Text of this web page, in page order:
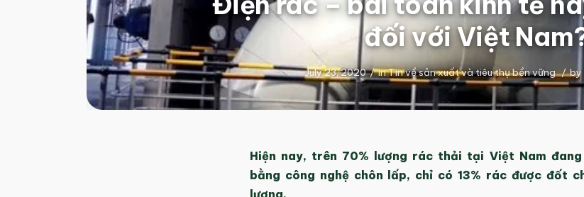
đối với Việt
July 23, 2020 / inTin về sản xuất và tiêu thụ bền vững / by
Hiện nay, trên 70% lượng rác thải tại Việt Nam
bằng công nghệ chôn lấp, chỉ có 13% rác được đốt
lượng.